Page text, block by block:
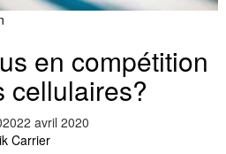
en compétition
cellulaires?
22 avril 2020
Carrier